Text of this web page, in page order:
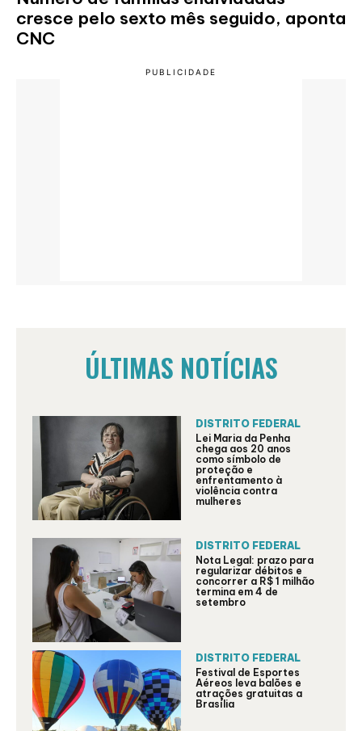
cresce pelo sexto mês seguido, aponta
CNC
ÚLTIMAS NOTÍCIAS
DISTRITO FEDERAL
Lei Maria da Penha
chega aos 20 anos
como símbolo de
proteção e
enfrentamento à
violência contra
mulheres
DISTRITO FEDERAL
Nota Legal: prazo para
regularizar débitos e
concorrer a R$ 1 milhão
termina em 4 de
setembro
DISTRITO FEDERAL
Festival de Esportes
Aéreos leva balões e
atrações gratuitas a
Brasília